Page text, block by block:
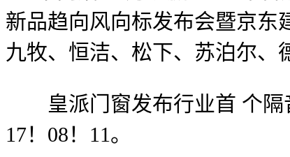
新品趋向风向标发布会暨京东
九牧、恒洁、松下、苏泊尔、
皇派门窗发布行业首 个隔
17！08！11。